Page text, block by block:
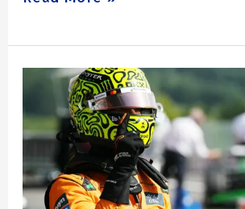
Lando
Norris
pode
se
tornar